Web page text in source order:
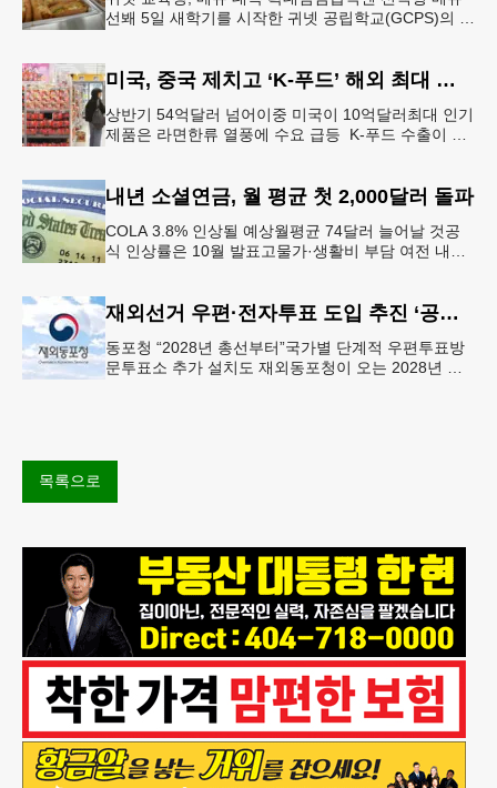
선봬 5일 새학기를 시작한 귀넷 공립학교(GCPS)의 급
미국, 중국 제치고 ‘K-푸드’ 해외 최대 시장 부상
상반기 54억달러 넘어이중 미국이 10억달러최대 인기
제품은 라면한류 열풍에 수요 급등 K-푸드 수출이 라
내년 소셜연금, 월 평균 첫 2,000달러 돌파
COLA 3.8% 인상될 예상월평균 74달러 늘어날 것공
식 인상률은 10월 발표고물가·생활비 부담 여전 내년
재외선거 우편·전자투표 도입 추진 ‘공식화’
동포청 “2028년 총선부터”국가별 단계적 우편투표방
문투표소 추가 설치도 재외동포청이 오는 2028년 재
목록으로